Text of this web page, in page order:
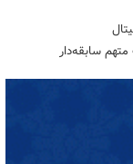
سابقه‌دار